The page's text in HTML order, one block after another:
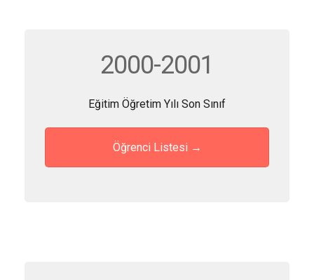
2000-2001
Eğitim Öğretim Yılı Son Sınıf
Öğrenci Listesi →